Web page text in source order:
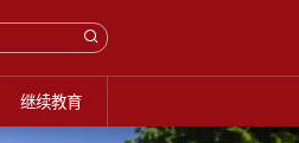
继续教育